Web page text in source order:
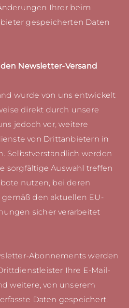
Ihrer beim
gespeicherten Daten
Newsletter-Versand
wurde von uns entwickelt
direkt durch unsere
jedoch vor, weitere
von Drittanbietern in
Selbstverständlich werden
sorgfältige Auswahl treffen
nutzen, bei deren
den aktuellen EU-
sicher verarbeitet
Abonnements werden
Ihre E-Mail-
weitere, von unserem
Daten gespeichert.